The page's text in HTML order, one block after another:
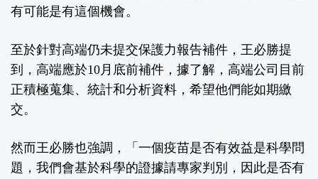
有可能是有這個機會。
至於針對高端仍未提交保護力報告補件，王必勝提
到，高端應於10月底前補件，據了解，高端公司目前
正積極蒐集、統計和分析資料，希望他們能如期繳
交。
然而王必勝也強調，「一個疫苗是否有效益是科學問
題，我們會基於科學的證據請專家判別，因此是否有